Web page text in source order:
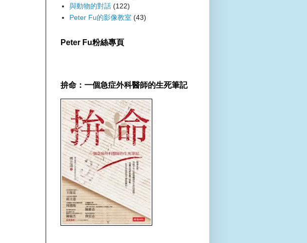
與動物的對話 (122)
Peter Fu的影像教室 (43)
Peter Fu粉絲專頁
拚命：一個急症外科醫師的生死筆記